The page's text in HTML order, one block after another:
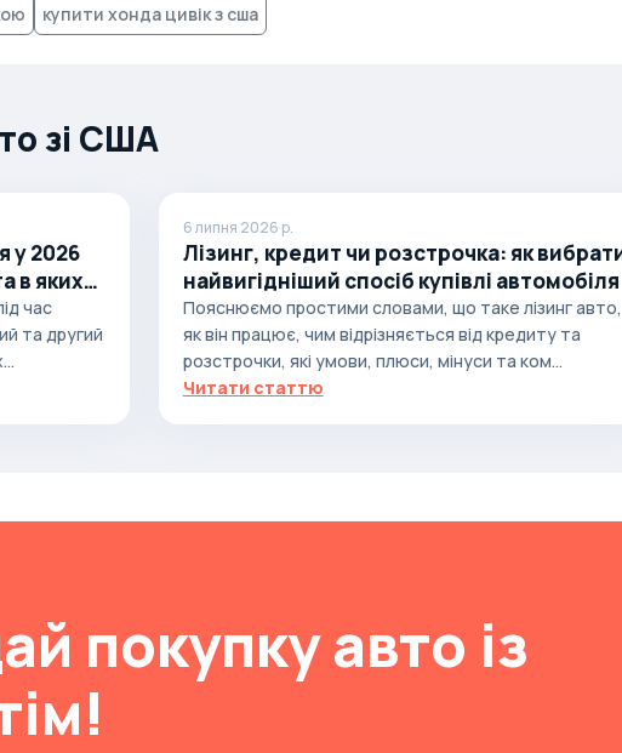
купити хонда цивік з сша
зі США
у 2026
в яких
час
та другий
6 липня 2026 р.
Лізинг, кредит чи розстрочка: як
найвигідніший спосіб купівлі автомобіля
Пояснюємо простими словами, що таке лізинг авто,
як він працює, чим відрізняється від кредиту та
розстрочки, які умови, плюси, мінуси та ком...
Читати статтю
покупку авто із